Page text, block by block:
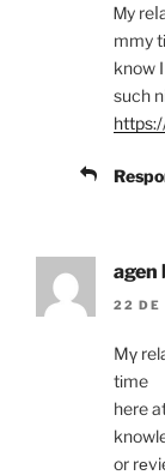
Ꮇy
mmy
know
such
agen
22 DE
Mү
tіme
here
or